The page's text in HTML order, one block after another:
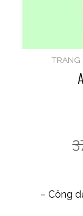
TRANG
– Công